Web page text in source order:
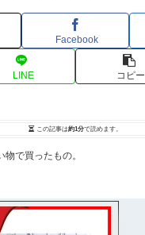
Facebook
LINE コピー
この記事は約1分で読めます。
で買ったもの。